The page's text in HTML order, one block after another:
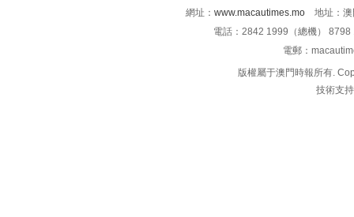
網址： www.macautimes.mo 地址：澳
電話：2842 1999（總機）
電郵：
版權屬于澳門時報所有.
技術支